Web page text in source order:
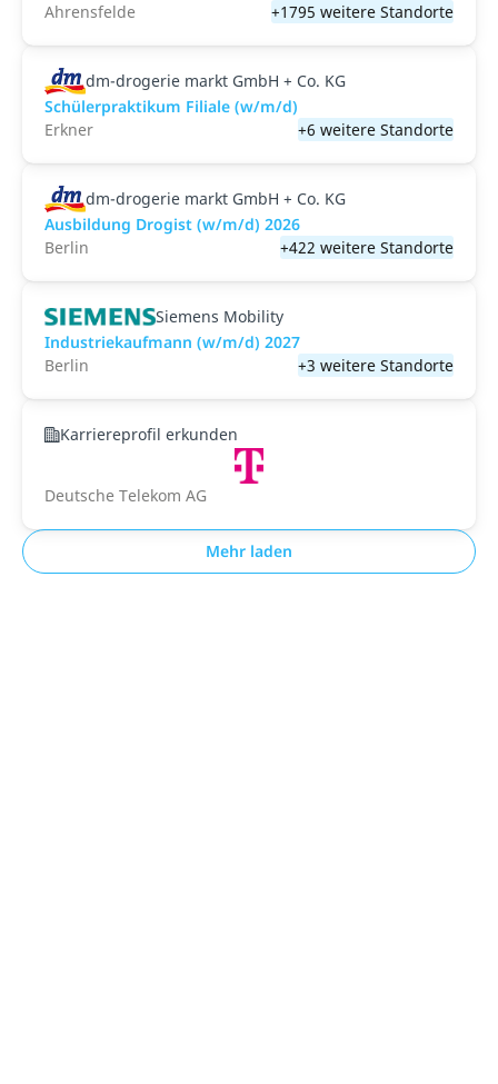
Ahrensfelde
+1795 weitere Standorte
dm-drogerie markt GmbH + Co. KG
Schülerpraktikum Filiale (w/m/d)
Erkner
+6 weitere Standorte
dm-drogerie markt GmbH + Co. KG
Ausbildung Drogist (w/m/d) 2026
Berlin
+422 weitere Standorte
Siemens Mobility
Industriekaufmann (w/m/d) 2027
Berlin
+3 weitere Standorte
Karriereprofil erkunden
Deutsche Telekom AG
Mehr laden